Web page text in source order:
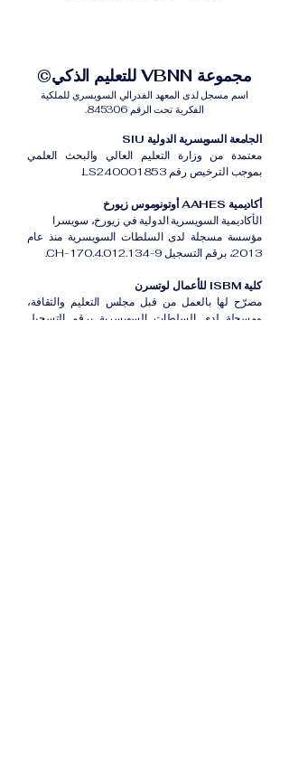
مجموعة VBNN للتعليم الذكي©
اسم مسجل لدى المعهد الفدرالي السويسري للملكية
الفكرية تحت الرقم 845306.
الجامعة السويسرية الدولية SIU
معتمدة من وزارة التعليم العالي والبحث العلمي
بموجب الترخيص رقم LS240001853.
أكاديمية AAHES أوتونوموس زيورخ
الأكاديمية السويسرية الدولية في زيورخ، سويسرا
مؤسسة مسجلة لدى السلطات السويسرية منذ عام
2013، برقم التسجيل CH-170.4.012.134-9.
كلية ISBM للأعمال لوتسرن
مصرّح لها بالعمل من قبل مجلس التعليم والثقافة،
ومسجلة لدى السلطات السويسرية برقم التسجيل